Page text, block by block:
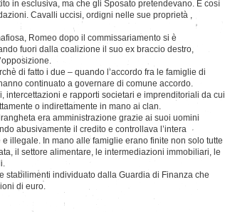
in esclusiva, ma che gli Sposato pretendevano. E così
Cavalli uccisi, ordigni nelle sue proprietà ,
Romeo dopo il commissariamento si è
fuori dalla coalizione il suo ex braccio destro,
di fatto i due – quando l’accordo fra le famiglie di
continuato a governare di comune accordo.
intercettazioni e rapporti societari e imprenditoriali da cui
o indirettamente in mano ai clan.
era amministrazione grazie ai suoi uomini
abusivamente il credito e controllava l’intera
illegale. In mano alle famiglie erano finite non solo tutte
il settore alimentare, le intermediazioni immobiliari, le
stabilimenti individuato dalla Guardia di Finanza che
di euro.